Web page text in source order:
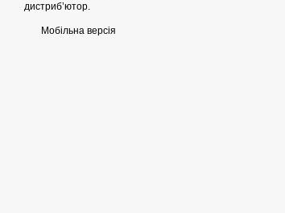
дистриб’ютор.
Мобільна версія